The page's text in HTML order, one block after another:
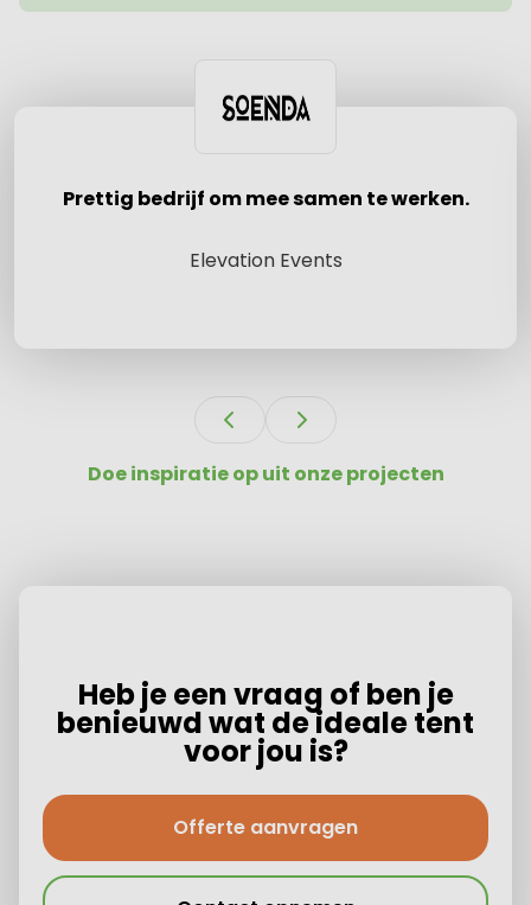
Prettig bedrijf om mee samen te werken.
Elevation Events
Doe inspiratie op uit onze projecten
Heb je een vraag of ben je
benieuwd wat de ideale tent
voor jou is?
Offerte aanvragen